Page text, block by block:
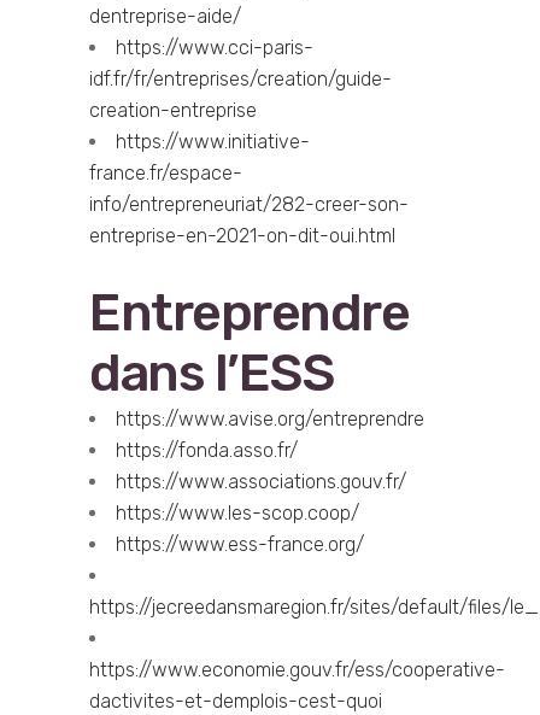
dentreprise-aide/
https://www.cci-paris-
idf.fr/fr/entreprises/creation/guide-
creation-entreprise
https://www.initiative-
france.fr/espace-
info/entrepreneuriat/282-creer-son-
entreprise-en-2021-on-dit-oui.html
Entreprendre
dans l’ESS
https://www.avise.org/entreprendre
https://fonda.asso.fr/
https://www.associations.gouv.fr/
https://www.les-scop.coop/
https://www.ess-france.org/
https://jecreedansmaregion.fr/sites/default/files/
https://www.economie.gouv.fr/ess/cooperative-
dactivites-et-demplois-cest-quoi